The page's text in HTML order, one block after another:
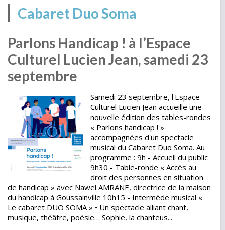
Cabaret Duo Soma
Parlons Handicap ! à l’Espace
Culturel Lucien Jean, samedi 23
septembre
Samedi 23 septembre, l'Espace
Culturel Lucien Jean accueille une
nouvelle édition des tables-rondes
« Parlons handicap ! »
accompagnées d'un spectacle
musical du Cabaret Duo Soma. Au
programme : 9h - Accueil du public
9h30 - Table-ronde « Accès au
droit des personnes en situation
de handicap » avec Nawel AMRANE, directrice de la maison
du handicap à Goussainville 10h15 - Intermède musical «
Le cabaret DUO SOMA » • Un spectacle alliant chant,
musique, théâtre, poésie… Sophie, la chanteus...